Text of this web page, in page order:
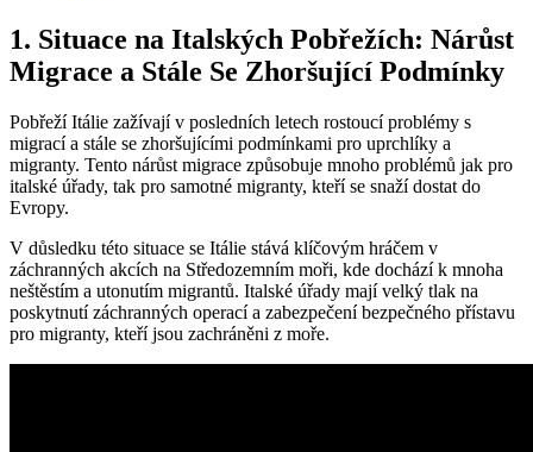
1. Situace na Italských Pobřežích: Nárůst
Migrace a Stále Se Zhoršující Podmínky
Pobřeží Itálie zažívají v posledních letech rostoucí problémy s
migrací a stále se zhoršujícími podmínkami pro uprchlíky a
migranty. Tento nárůst migrace způsobuje mnoho problémů jak pro
italské úřady, tak pro samotné migranty, kteří se snaží dostat do
Evropy.
V důsledku této situace se Itálie stává klíčovým hráčem v
záchranných akcích na Středozemním moři, kde dochází k mnoha
neštěstím a utonutím migrantů. Italské úřady mají velký tlak na
poskytnutí záchranných operací a zabezpečení bezpečného přístavu
pro migranty, kteří jsou zachráněni z moře.